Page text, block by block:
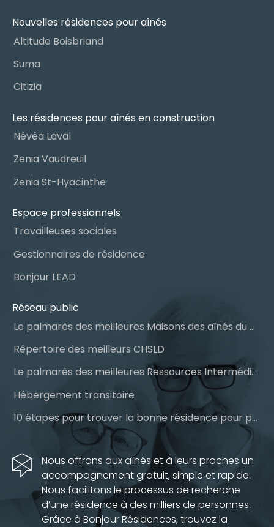
Nouvelles résidences pour aînés
Altitude Boisbriand
Suma
Citizia
Les résidences pour aînés en construction
Névéa Laval
Zenia Vaudreuil
Zenia St-Hyacinthe
Espace professionnels
Travailleuses sociales
Gestionnaires de résidence
Bonjour LEAD
Réseau public
Le palmarès des meilleures Maisons des aînés du Québec
Répertoire des meilleurs CHSLD
Le palmarès des meilleures Ressources Intermédiaires (RI)
Hébergement transitoire
10 étapes pour trouver la bonne résidence pour personnes âgées
Nous offrons aux aînés et à leurs proches un
accompagnement gratuit, simple et rapide.
Nous facilitons le processus de recherche
d’une résidence à des milliers de personnes.
Grâce à Bonjour Résidences, trouvez la